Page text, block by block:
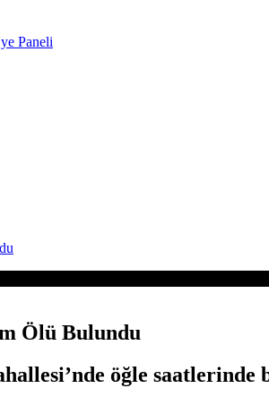
Paneli
Ölü Bulundu
öğle